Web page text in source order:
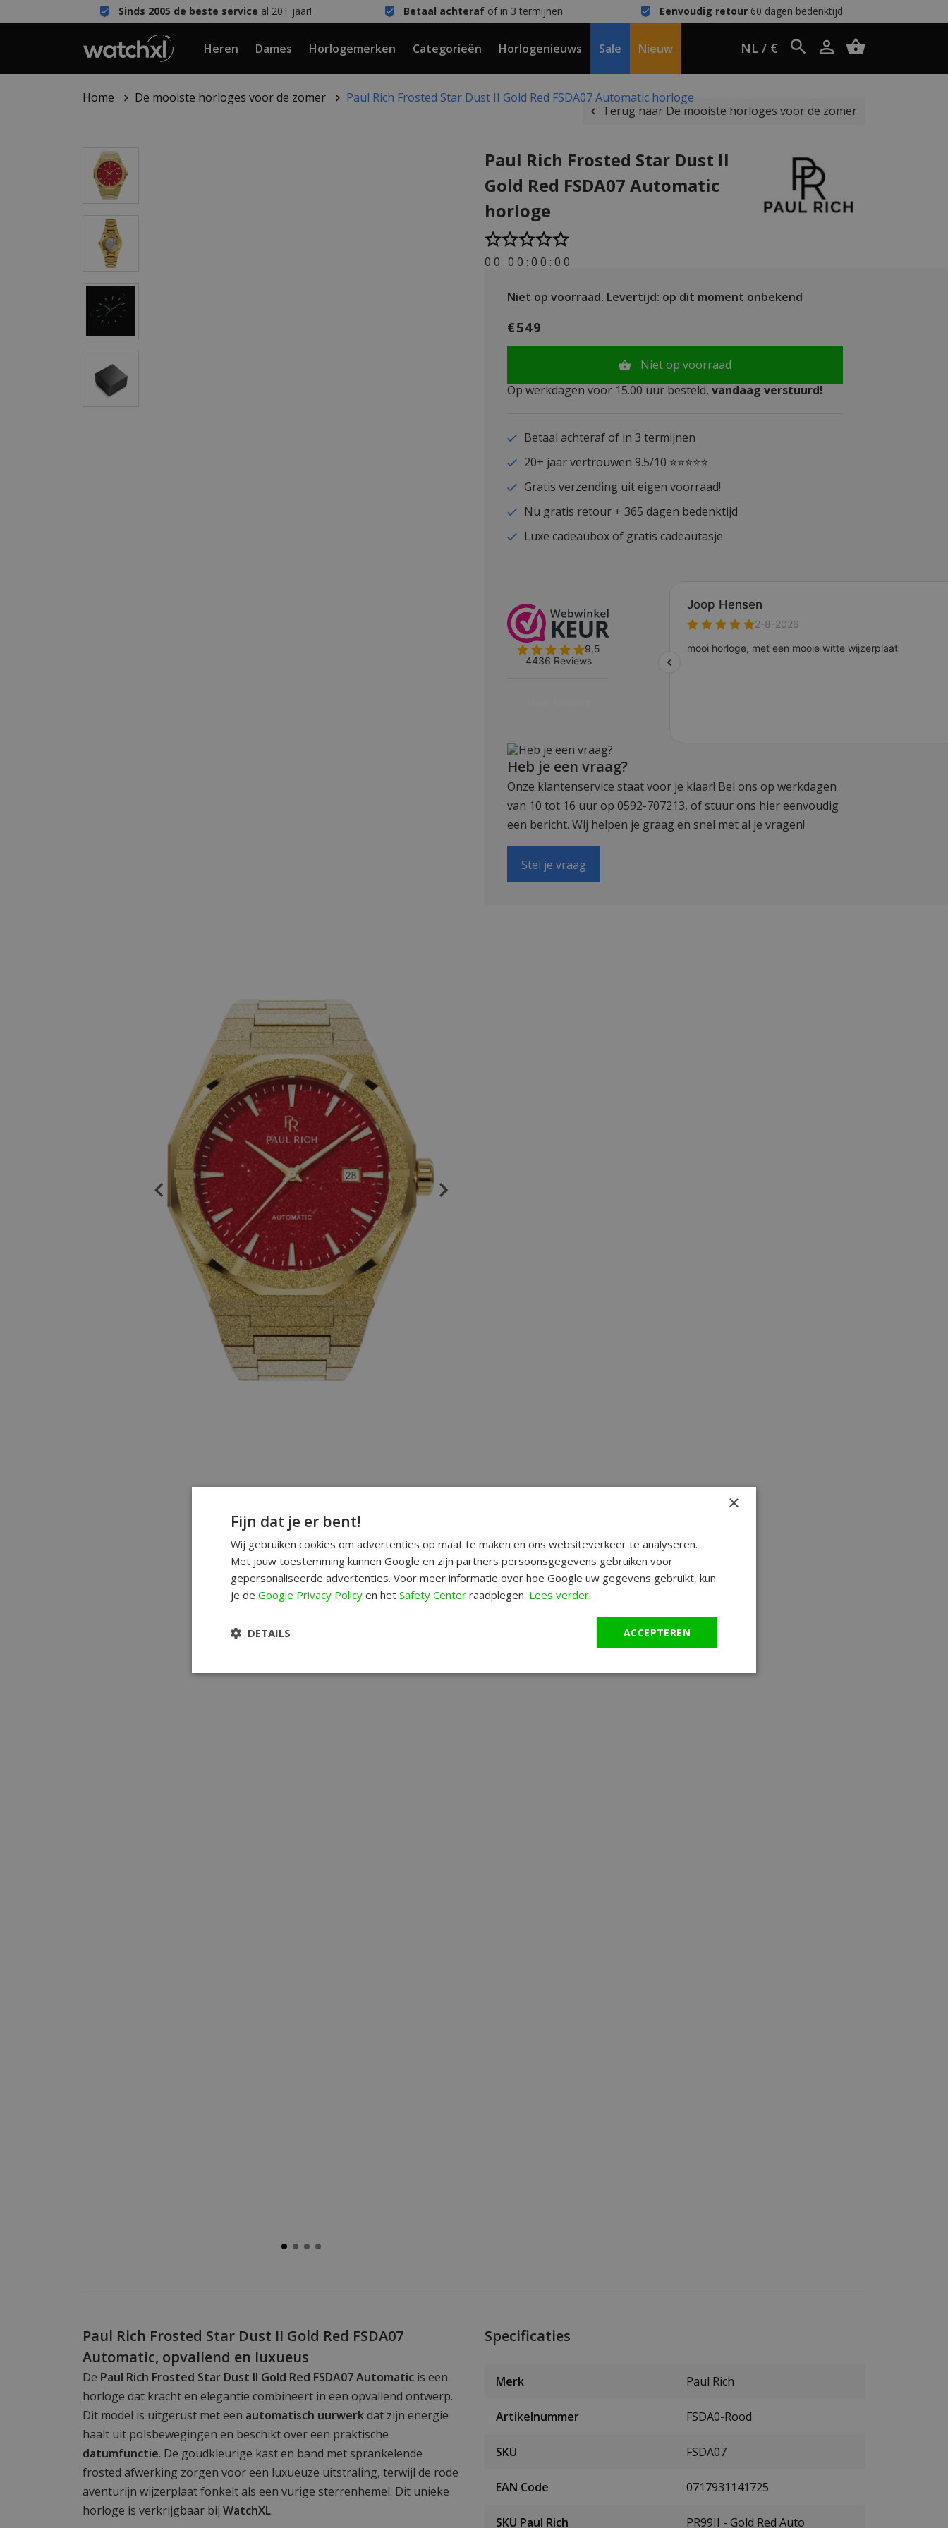
Sinds 2005 de beste service al 20+ jaar! Betaal achterafof in 3 termijnen Eenvoudig retour60 dagen bedenktijd
Heren Dames Horlogemerken Categorieën Horlogenieuws Sale Nieuw NL / €
Home De mooiste horloges voor de zomer
Paul Rich Frosted Star Dust II Gold Red FSDA07 Automatic horloge
Terug naar De mooiste horloges voor de zomer
Paul Rich Frosted Star Dust II
Gold Red FSDA07 Automatic
horloge
0 0 : 0 0 : 0 0 : 0 0
Niet op voorraad. Levertijd: op dit moment onbekend
€549
Niet op voorraad
Op werkdagen voor 15.00 uur besteld, vandaag verstuurd!
Betaal achteraf of in 3 termijnen
20+ jaar vertrouwen 9.5/10 ⭐⭐⭐⭐⭐
Gratis verzending uit eigen voorraad!
Nu gratis retour + 365 dagen bedenktijd
Luxe cadeaubox of gratis cadeautasje
Heb je een vraag?
Onze klantenservice staat voor je klaar! Bel ons op werkdagen
van 10 tot 16 uur op 0592-707213, of stuur ons hier eenvoudig
een bericht. Wij helpen je graag en snel met al je vragen!
Stel je vraag
Paul Rich Frosted Star Dust II Gold Red FSDA07
Automatic, opvallend en luxueus
De Paul Rich Frosted Star Dust II Gold Red FSDA07 Automatic is een
horloge dat kracht en elegantie combineert in een opvallend ontwerp.
Dit model is uitgerust met een automatisch uurwerkdat zijn energie
haalt uit polsbewegingen en beschikt over een praktische
datumfunctie. De goudkleurige kast en band met sprankelende
frosted afwerking zorgen voor een luxueuze uitstraling, terwijl de rode
aventurijn wijzerplaat fonkelt als een vurige sterrenhemel. Dit unieke
horloge is verkrijgbaar bij WatchXL.
Specificaties
Merk Paul Rich
Artikelnummer FSDA0-Rood
SKU FSDA07
EAN Code 0717931141725
SKU Paul Rich PR99II - Gold Red Auto
×
Fijn dat je er bent!
Wij gebruiken cookies om advertenties op maat te maken en ons websiteverkeer te analyseren.
Met jouw toestemming kunnen Google en zijn partners persoonsgegevens gebruiken voor
gepersonaliseerde advertenties. Voor meer informatie over hoe Google uw gegevens gebruikt, kun
je de Google Privacy Policy en het Safety Center raadplegen. Lees verder.
ACCEPTEREN
DETAILS